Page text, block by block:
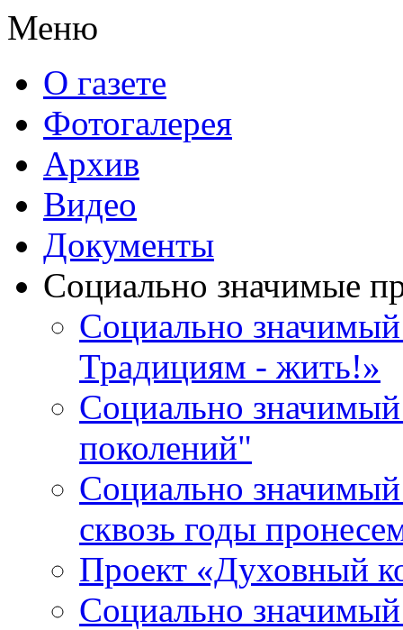
Меню
О газете
Фотогалерея
Архив
Видео
Документы
Социально значимые
Социально
Традициям - жить!»
Социально значимый
поколений"
Социально
сквозь годы
Проект «Духовный
Социально